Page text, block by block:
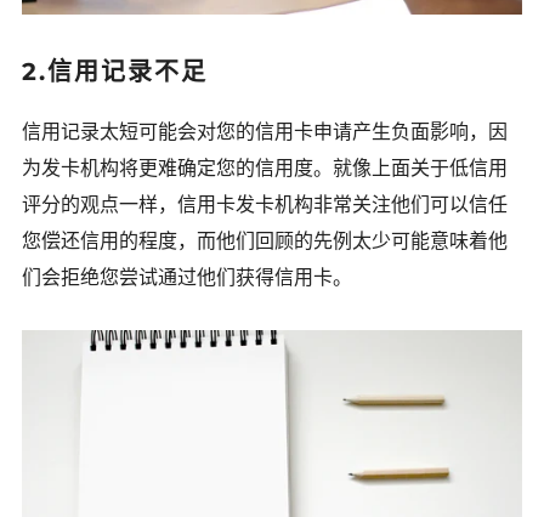
2.信用记录不足
信用记录太短可能会对您的信用卡申请产生负面影响，因
为发卡机构将更难确定您的信用度。就像上面关于低信用
评分的观点一样，信用卡发卡机构非常关注他们可以信任
您偿还信用的程度，而他们回顾的先例太少可能意味着他
们会拒绝您尝试通过他们获得信用卡。